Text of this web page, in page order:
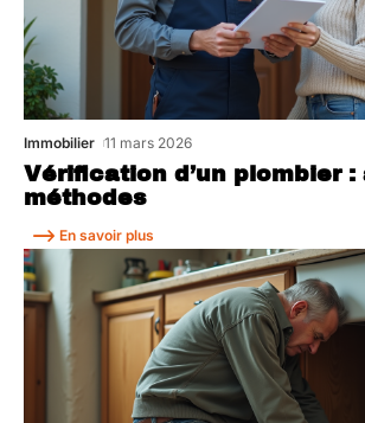
Vérification d’un plombier
méthodes
Immobilier 11 mars 2026
En savoir plus